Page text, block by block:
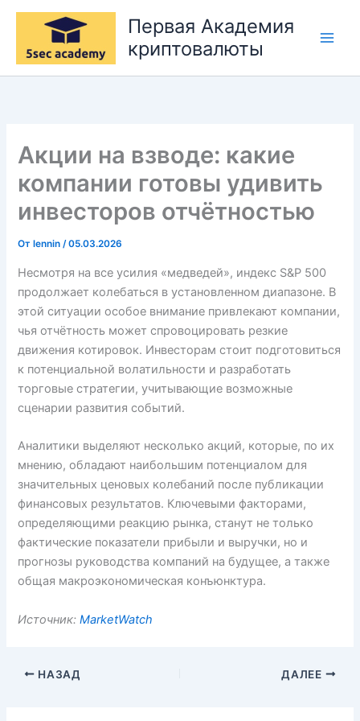
Перейти
содержимому
Первая Академия
криптовалюты
Акции на взводе: какие
компании готовы удивить
инвесторов отчётностью
От lennin/05.03.2026
Несмотря на все усилия «медведей», индекс S&P 500
продолжает колебаться в установленном диапазоне. В
этой ситуации особое внимание привлекают компании,
чья отчётность может спровоцировать резкие
движения котировок. Инвесторам стоит подготовиться
к потенциальной волатильности и разработать
торговые стратегии, учитывающие возможные
сценарии развития событий.
Аналитики выделяют несколько акций, которые, по их
мнению, обладают наибольшим потенциалом для
значительных ценовых колебаний после публикации
финансовых результатов. Ключевыми факторами,
определяющими реакцию рынка, станут не только
фактические показатели прибыли и выручки, но и
прогнозы руководства компаний на будущее, а также
общая макроэкономическая конъюнктура.
Источник:MarketWatch
НАЗАД ДАЛЕЕ